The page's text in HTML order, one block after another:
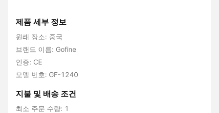
제품 세부 정보
원래 장소: 중국
브랜드 이름: Gofine
인증: CE
모델 번호: GF-1240
지불 및 배송 조건
최소 주문 수량: 1